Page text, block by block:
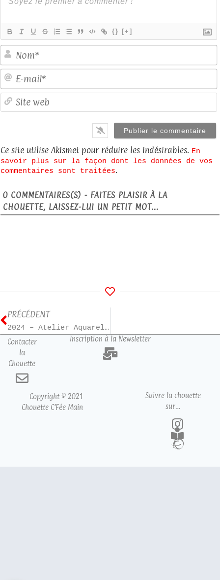
{} [+]
Ce site utilise Akismet pour réduire les indésirables. En
savoir plus sur la façon dont les données de vos
commentaires sont traitées.
0 COMMENTAIRES(S) - FAITES PLAISIR À LA
CHOUETTE, LAISSEZ-LUI UN PETIT MOT...
PRÉCÉDENT
2024 – Atelier Aquarelle n°1
Contacter
la
Chouette
Inscription à la Newsletter
Copyright © 2021
Chouette C’Fée Main
Suivre la chouette
sur…